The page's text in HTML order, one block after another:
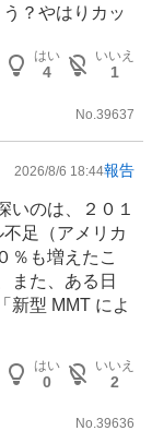
？やはりカッ
はい
4
いいえ
1
No. 39637
2026/8/6 18:44報告
のは、２０１
足（アメリカ
％も増えたこ
また、ある日
新型 MMT によ
かっ
借金が無かった
はい
0
いいえ
2
No.39636